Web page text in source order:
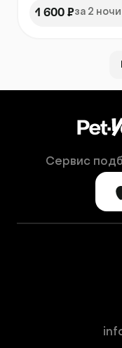
1 600 ₽за 2 ночи
Сервис